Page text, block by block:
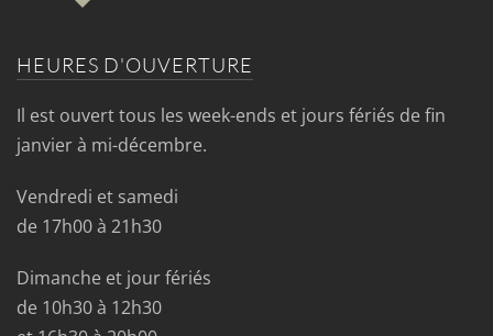
HEURES D'OUVERTURE
Il est ouvert tous les week-ends et jours fériés de fin
janvier à mi-décembre.
Vendredi et samedi
de 17h00 à 21h30
Dimanche et jour fériés
de 10h30 à 12h30